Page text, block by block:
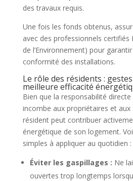
des travaux requis.
Une fois les fonds obtenus,
avec des professionnels certifiés
de l’Environnement) pour
conformité des installations.
Le rôle des résidents :
meilleure efficacité
Bien que la responsabilité
incombe aux propriétaires et aux
résident peut contribuer
énergétique de son logement.
simples à appliquer au quotidien :
Éviter les gaspillages : Ne
ouvertes trop longtemps